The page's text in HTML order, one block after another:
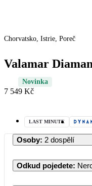
Chorvatsko, Istrie, Poreč
Valamar
Novinka
7 549 Kč
LAST MINUTE
Osoby: 2 dospělí
Odkud pojedete: